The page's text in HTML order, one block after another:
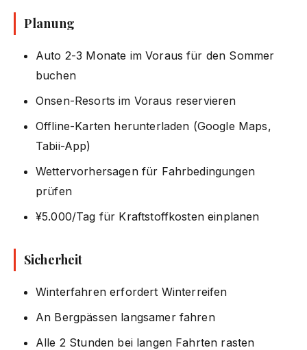
Planung
Auto 2-3 Monate im Voraus für den Sommer
buchen
Onsen-Resorts im Voraus reservieren
Offline-Karten herunterladen (Google Maps,
Tabii-App)
Wettervorhersagen für Fahrbedingungen
prüfen
¥5.000/Tag für Kraftstoffkosten einplanen
Sicherheit
Winterfahren erfordert Winterreifen
An Bergpässen langsamer fahren
Alle 2 Stunden bei langen Fahrten rasten